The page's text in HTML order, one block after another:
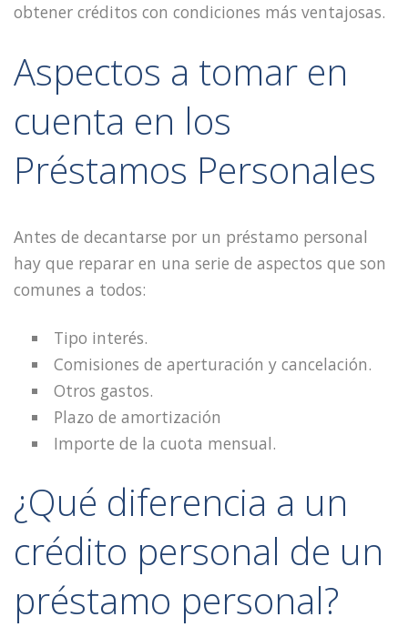
obtener créditos con condiciones más ventajosas.
Aspectos a tomar en
cuenta en los
Préstamos Personales
Antes de decantarse por un préstamo personal
hay que reparar en una serie de aspectos que son
comunes a todos:
Tipo interés.
Comisiones de aperturación y cancelación.
Otros gastos.
Plazo de amortización
Importe de la cuota mensual.
¿Qué diferencia a un
crédito personal de un
préstamo personal?